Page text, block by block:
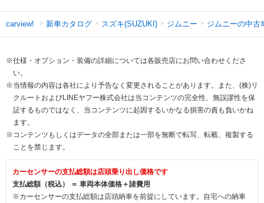
carview! 新車カタログ スズキ(SUZUKI) ジムニー ジムニーの中古
※仕様・オプション・装備の詳細については各販売店にお問い合わせくださ
い。
※当情報の内容は各社により予告なく変更されることがあります。また、(株)リ
クルートおよびLINEヤフー株式会社は当コンテンツの完全性、無誤謬性を保
証するものではなく、当コンテンツに起因するいかなる損害の責も負いかね
ます。
※コンテンツもしくはデータの全部または一部を無断で転写、転載、複製する
ことを禁じます。
カーセンサーの支払総額は店頭乗り出し価格です
支払総額（税込） ＝ 車両本体価格＋諸費用
※カーセンサーの支払総額は店頭納車を前提にしています。自宅への納車